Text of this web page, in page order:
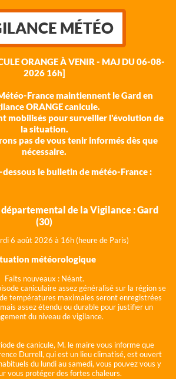
MÉTÉO
ORANGE À VENIR - MAJ DU 06-08-
2026 16h]
France maintiennent le Gard en
ORANGE canicule.
mobilisés pour surveiller l'évolution de
la situation.
pas de vous tenir informés dès que
nécessaire.
le bulletin de météo-France :
de la Vigilance : Gard
(30)
6 août 2026 à 16h (heure de Paris)
météorologique
Faits nouveaux : Néant.
caniculaire assez généralisé sur la région se
températures maximales seront enregistrées
assez étendu ou durable pour justifier un
du niveau de vigilance.
de canicule, M. le maire vous informe que
Durrell, qui est un lieu climatisé, est ouvert
du lundi au samedi, vous pouvez vous y
vous protéger des fortes chaleurs.